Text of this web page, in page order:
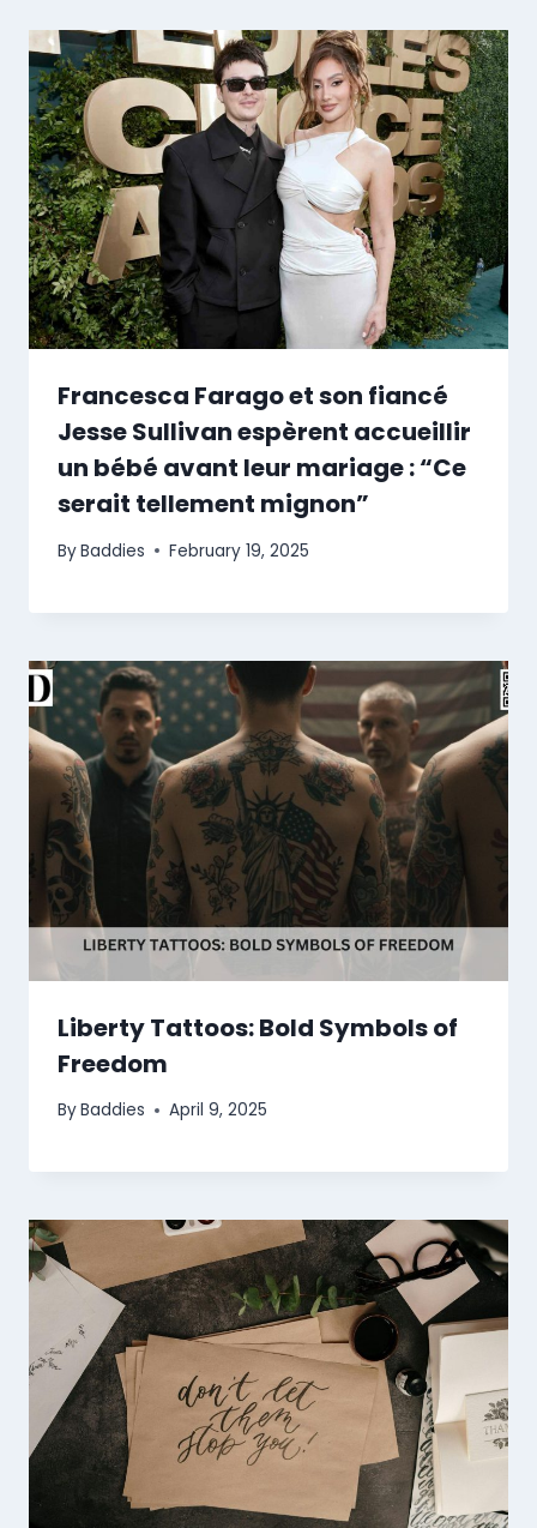
Francesca Farago et son fiancé
Jesse Sullivan espèrent accueillir
un bébé avant leur mariage : “Ce
serait tellement mignon”
ByBaddies February 19, 2025
Liberty Tattoos: Bold Symbols of
Freedom
ByBaddies April 9, 2025